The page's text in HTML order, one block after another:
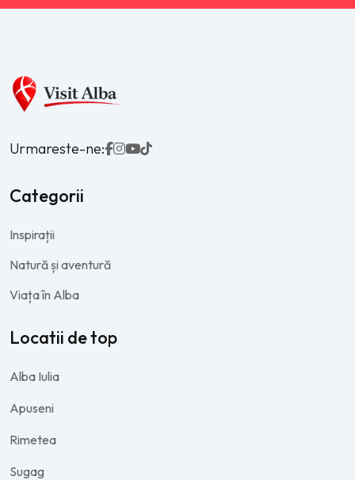
Urmareste-ne:
Categorii
Inspirații
Natură și aventură
Viața în Alba
Locatii de top
Alba Iulia
Apuseni
Rimetea
Sugag